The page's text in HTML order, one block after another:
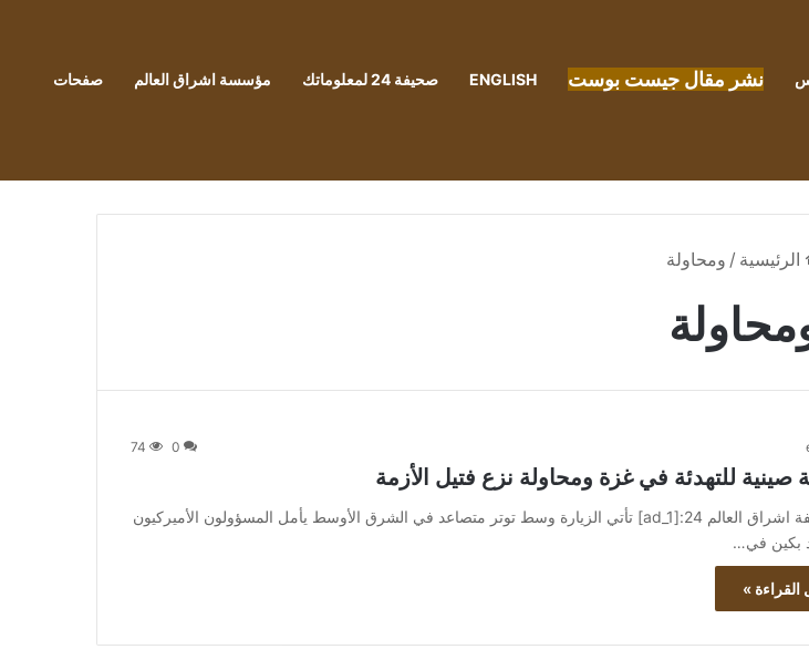
نشر مقال جيست بوست ENGLISH صحيفة 24 لمعلوماتك مؤسسة اشراق العالم صفحات
الرئيسية / ومحاولة
0
74
للتهدئة في غزة ومحاولة نزع فتيل الأزمة
من صحيفة اشراق العالم 24:[ad_1] تأتي الزيارة وسط توتر متصاعد في الشرق الأوسط يأمل المسؤولون الأميركيون
بكين في…
القراءة »